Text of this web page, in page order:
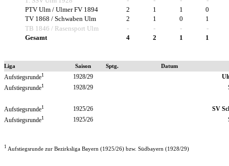
PTV Ulm / Ulmer FV 1894
2 1 1
0
TV 1868 / Schwaben Ulm
2 1 0
1
TB 1846 / Rasensport Ulm
- - -
-
Gesamt
4 2 1 1
Liga Saison Sptg. Datum
Aufstiegsrunde1 1928/29
Aufstiegsrunde1 1928/29
Aufstiegsrunde1 1925/26
SV
Aufstiegsrunde1 1925/26
1 Aufstiegsrunde zur Bezirksliga Bayern (1925/26) bzw. Südbayern (1928/29)